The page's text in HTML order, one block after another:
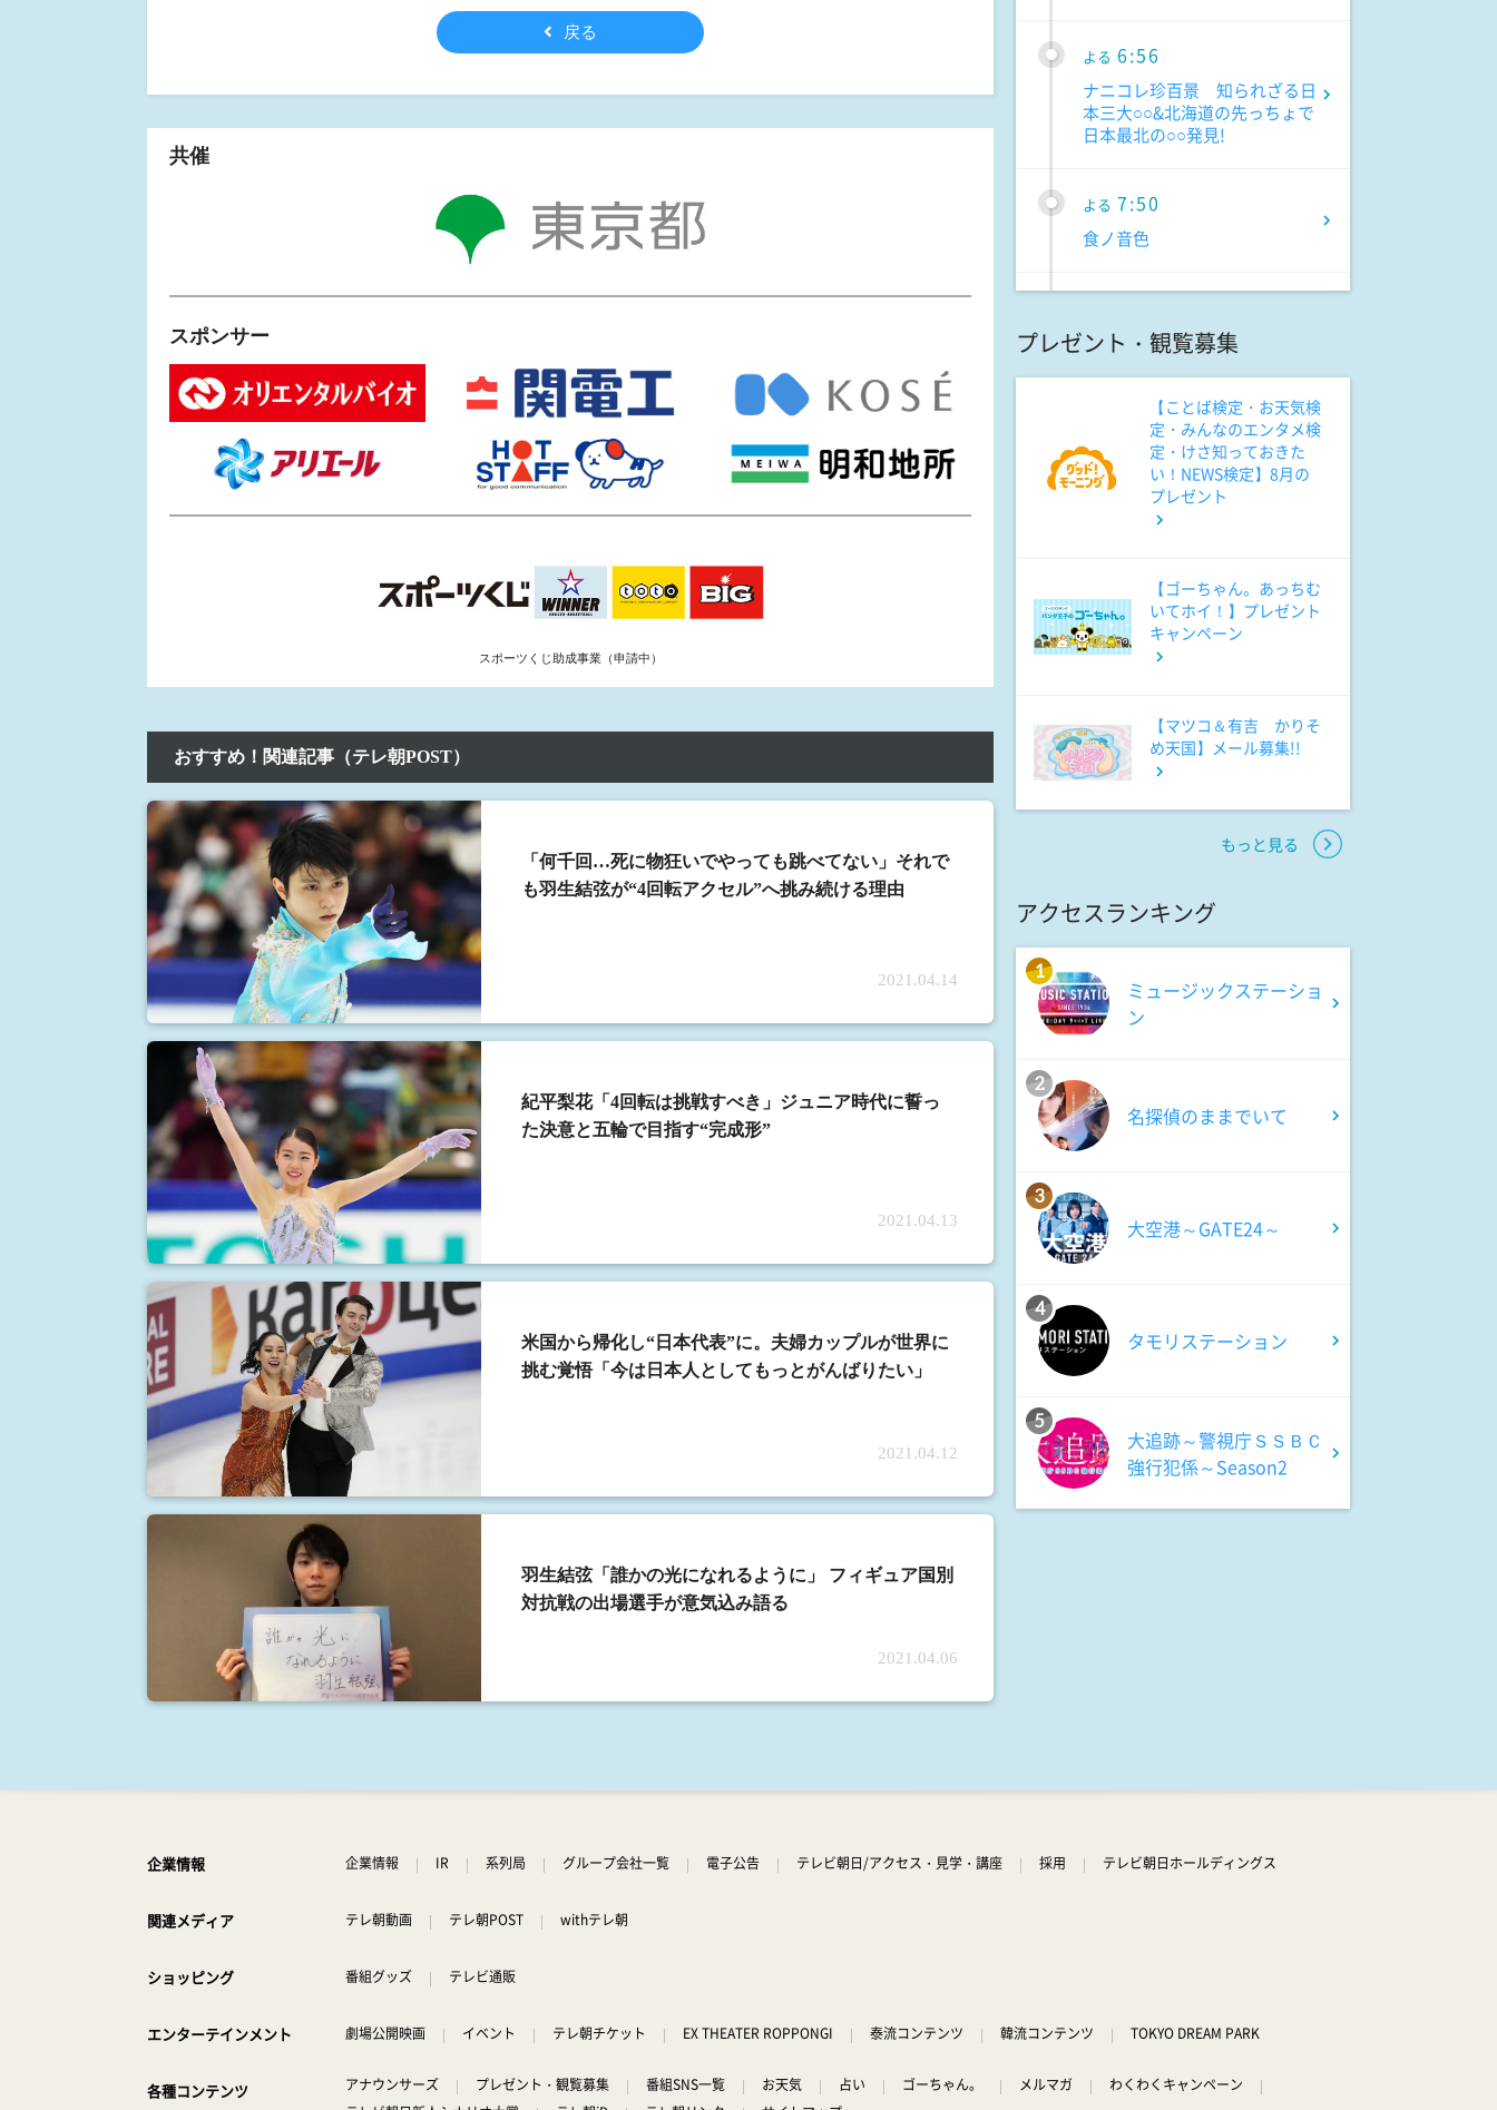
戻る
共催
スポンサー
スポーツくじ助成事業（申請中）
おすすめ！関連記事（テレ朝POST）
「何千回…死に物狂いでやっても跳べてない」それで
も羽生結弦が“4回転アクセル”へ挑み続ける理由
2021.04.14
紀平梨花「4回転は挑戦すべき」ジュニア時代に誓っ
た決意と五輪で目指す“完成形”
2021.04.13
米国から帰化し“日本代表”に。夫婦カップルが世界に
挑む覚悟「今は日本人としてもっとがんばりたい」
2021.04.12
羽生結弦「誰かの光になれるように」 フィギュア国別
対抗戦の出場選手が意気込み語る
2021.04.06
よる 6:56
ナニコレ珍百景 知られざる日
本三大○○&北海道の先っちょで
日本最北の○○発見!
よる 7:50
食ノ音色
ポツンと一軒家 幼少期の親代
よる 8:56
有働Times
マイ・フィクション #6
「すべてを操った“誰か"」
ペダる!東京
11:15
よる 11:45
EIGHT-JAM 【EIGHT-JAM FES
の全貌を公開!コラボパフォー
マンスや舞台裏】
TRADE ROOM
有吉クイズ 【できそうな顔し
て実はアヤしい人選手権】
熱闘!Mリーグ
バスケ☆FIVE～日本バスケ応援
宣言～
プレゼント・観覧募集
【ことば検定・お天気検
定・みんなのエンタメ検
定・けさ知っておきた
い！NEWS検定】8月の
プレゼント
【ゴーちゃん。あっちむ
いてホイ！】プレゼント
キャンペーン
【マツコ＆有吉 かりそ
め天国】メール募集!!
もっと見る
アクセスランキング
1
ミュージックステーショ
ン
2
名探偵のままでいて
3
大空港～GATE24～
4
タモリステーション
5
大追跡～警視庁ＳＳＢＣ
強行犯係～Season2
企業情報 企業情報 IR 系列局 グループ会社一覧 電子公告 テレビ朝日/アクセス・見学・講座 採用 テレビ朝日ホールディングス
関連メディア テレ朝動画 テレ朝POST withテレ朝
ショッピング 番組グッズ テレビ通販
エンターテインメント 劇場公開映画 イベント テレ朝チケット EX THEATER ROPPONGI 泰流コンテンツ 韓流コンテンツ TOKYO DREAM PARK
各種コンテンツ アナウンサーズ プレゼント・観覧募集 番組SNS一覧 お天気 占い ゴーちゃん。 メルマガ
わくわくキャンペーン